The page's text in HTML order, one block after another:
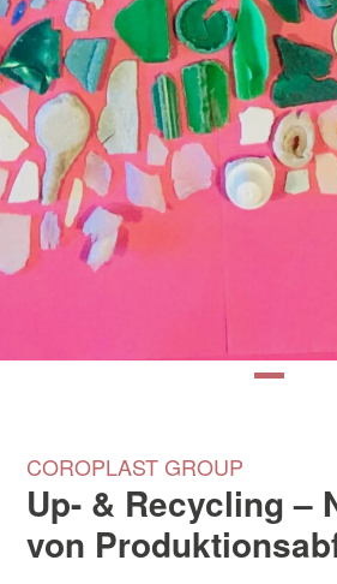
COROPLAST GROUP
Up- & Recycling –
von